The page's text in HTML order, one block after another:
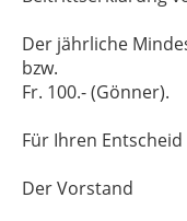
Der jährliche
bzw.
Fr. 100.- (Gönner).
Für Ihren
Der Vorstand